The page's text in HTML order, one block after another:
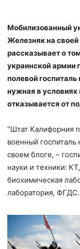
Мобилизованный
Железняк на
рассказывает о
украинской
полевой
нужная в
отказывается от
“Штат Калифорния
военный
своем блоге, –
науки и техники:
биохимическая
лаборатория,